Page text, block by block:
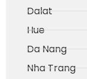
Dalat
Hue
Da Nang
Nha Trang